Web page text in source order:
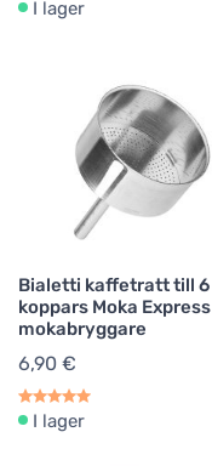
I lager
Bialetti kaffetratt till 6
koppars Moka Express
mokabryggare
6,90 €
I lager